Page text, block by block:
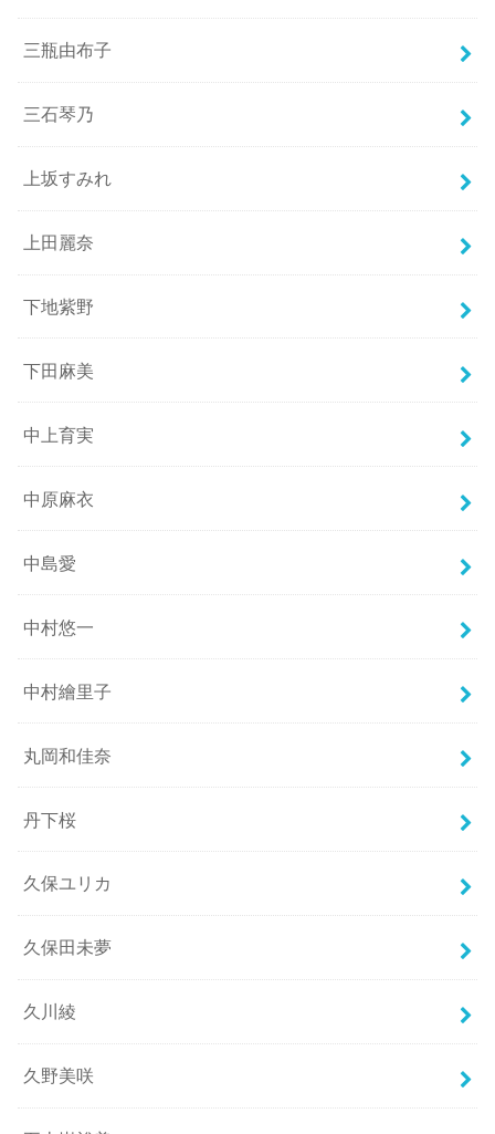
三瓶由布子
三石琴乃
上坂すみれ
上田麗奈
下地紫野
下田麻美
中上育実
中原麻衣
中島愛
中村悠一
中村繪里子
丸岡和佳奈
丹下桜
久保ユリカ
久保田未夢
久川綾
久野美咲